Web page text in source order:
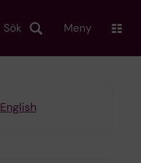
Sök Meny